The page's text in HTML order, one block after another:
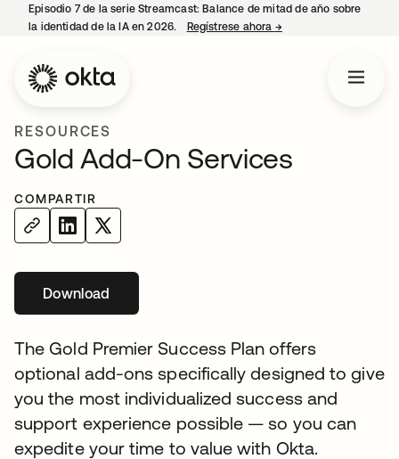
Episodio 7 de la serie Streamcast: Balance de mitad de año sobre
la identidad de la IA en 2026.
Regístrese ahora →se abre en una
RESOURCES
Gold Add-On Services
COMPARTIR
Downloadse abre en una pestaña nueva
The Gold Premier Success Plan offers
optional add-ons specifically designed to give
you the most individualized success and
support experience possible — so you can
expedite your time to value with Okta.